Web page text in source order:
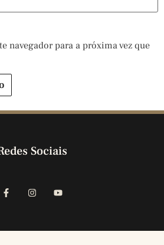
navegador para a próxima vez que
Sociais